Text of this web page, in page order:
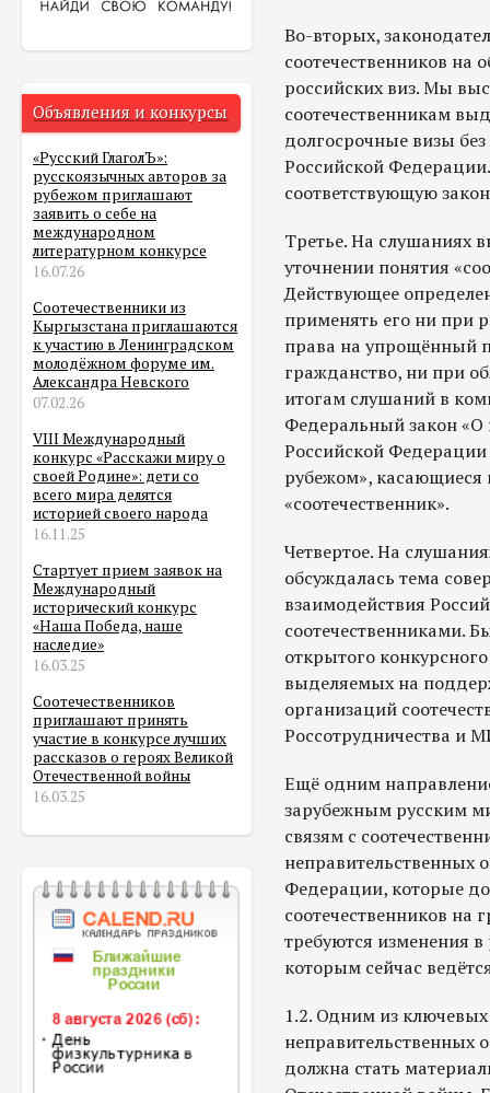
Объявления и конкурсы
«Русский ГлаголЪ»:
русскоязычных авторов за
рубежом приглашают
заявить о себе на
международном
литературном конкурсе
16.07.26
Соотечественники из
Кыргызстана приглашаются
к участию в Ленинградском
молодёжном форуме им.
Александра Невского
07.02.26
VIII Международный
конкурс «Расскажи миру о
своей Родине»: дети со
всего мира делятся
историей своего народа
16.11.25
Стартует прием заявок на
Международный
исторический конкурс
«Наша Победа, наше
наследие»
16.03.25
Соотечественников
приглашают принять
участие в конкурсе лучших
рассказов о героях Великой
Отечественной войны
16.03.25
Во-вторых,
соотечественников на
российских виз. Мы
соотечественникам
долгосрочные визы
Российской
соответствующую
Третье. На слушаниях
уточнении понятия
Действующее
применять его ни при
права на упрощённый
гражданство, ни при
итогам слушаний в
Федеральный закон «О
Российской Федерации
рубежом», касающиеся
«соотечественник».
Четвертое. На
обсуждалась тема
взаимодействия
соотечественниками.
открытого
выделяемых на
организаций
Россотрудничества и
Ещё одним
зарубежным русским
связям с
неправительственных
Федерации, которые
соотечественников на
требуются изменения
которым сейчас
1.2. Одним из
неправительственных
должна стать